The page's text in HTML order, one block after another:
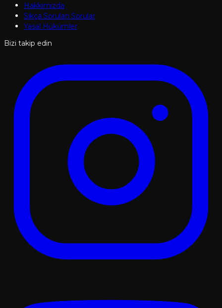
Hakkımızda
Sıkça Sorulan Sorular
Yasal Hükümler
Bizi takip edin